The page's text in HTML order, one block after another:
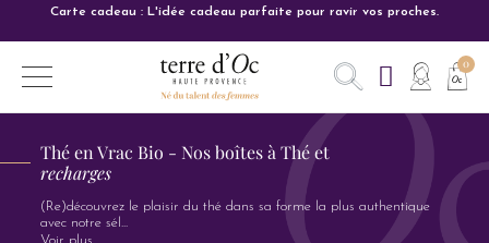
Carte cadeau : L'idée cadeau parfaite pour ravir vos proches.
Thé en Vrac Bio - Nos boîtes à Thé et
recharges
(Re)découvrez le plaisir du thé dans sa forme la plus authentique
avec notre sél ...